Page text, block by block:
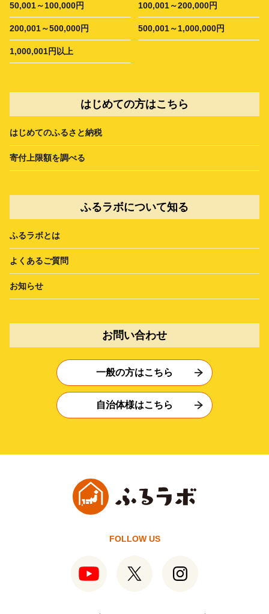
50,001～100,000円 100,001～200,000円
200,001～500,000円 500,001～1,000,000円
1,000,001円以上
はじめての方はこちら
はじめてのふるさと納税
寄付上限額を調べる
ふるラボについて知る
ふるラボとは
よくあるご質問
お知らせ
お問い合わせ
一般の方はこちら
自治体様はこちら
FOLLOW US